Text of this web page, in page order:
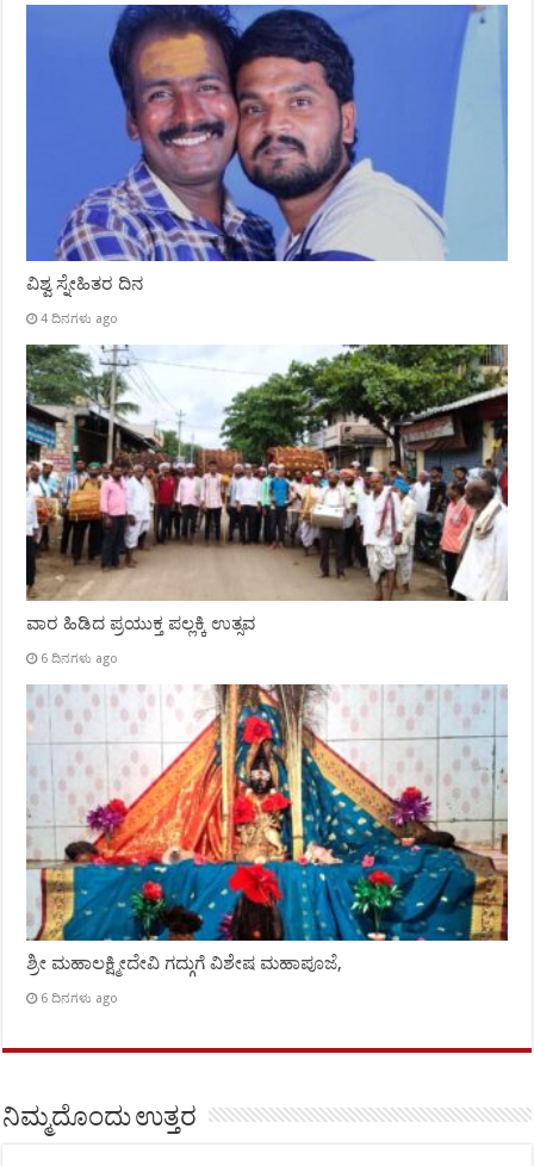
ವಿಶ್ವ ಸ್ನೇಹಿತರ ದಿನ
4 ದಿನಗಳು ago
ವಾರ ಹಿಡಿದ ಪ್ರಯುಕ್ತ ಪಲ್ಲಕ್ಕಿ ಉತ್ಸವ
6 ದಿನಗಳು ago
ಶ್ರೀ ಮಹಾಲಕ್ಷ್ಮೀದೇವಿ ಗದ್ಗುಗೆ ವಿಶೇಷ ಮಹಾಪೂಜೆ,
6 ದಿನಗಳು ago
ನಿಮ್ಮದೊಂದು ಉತ್ತರ